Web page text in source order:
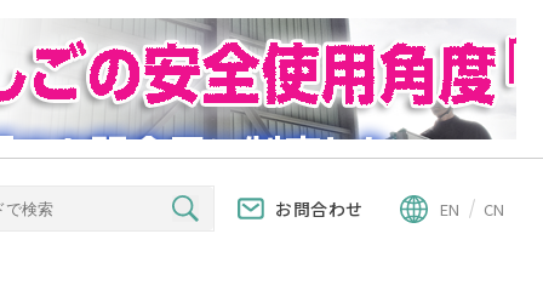
お問合わせ EN CN